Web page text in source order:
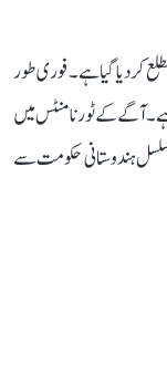
کر دیا گیا ہے۔ فوری طور
آگے کے ٹورنامنٹس میں
ہندوستانی حکومت سے